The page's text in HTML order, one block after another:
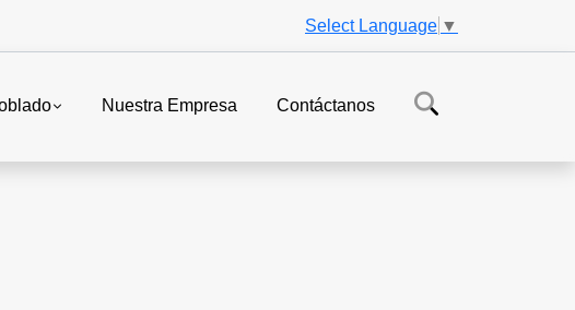
Select Language ▼
Nuestra Empresa Contáctanos